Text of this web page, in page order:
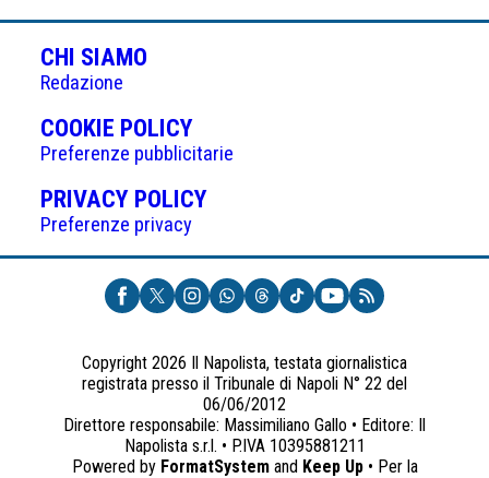
CHI SIAMO
Redazione
COOKIE POLICY(APRE
IN
UNA
NUOVA
Preferenze pubblicitarie
PRIVACY POLICY(APRE
UNA
NUOVA
SCHEDA)
Preferenze privacy
Copyright 2026 Il Napolista, testata giornalistica
registrata presso il Tribunale di Napoli N° 22 del
06/06/2012
Direttore responsabile: Massimiliano Gallo • Editore: Il
Napolista s.r.l. • P.IVA 10395881211
Powered by FormatSystemand Keep Up• Per la